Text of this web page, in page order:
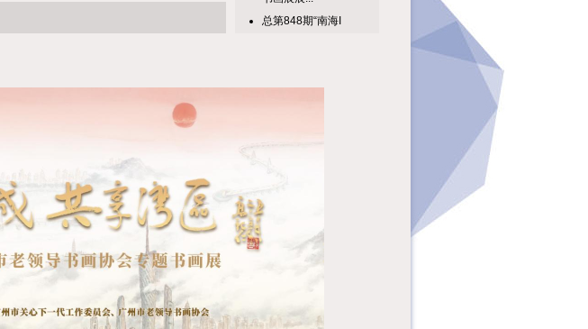
总第848期“南海I
号”出土“酒墱”印文罐
至云端。本...
春风拂面，四月芳菲
未尽，万物都在时光